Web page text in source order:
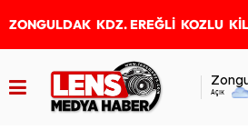
ZONGULDAK KDZ. EREĞLİ KOZLU
Açık